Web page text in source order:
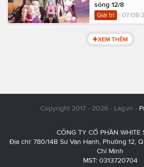
sóng 12/8
Giải trí 07/08/
XEM THÊM
Copyright 2017 - 2026 - Lag.vn -
CÔNG TY CỔ PHẦN WHITE
Địa chỉ: 780/14B Sư Vạn Hạnh, Phường 12,
Chí Minh
MST: 0313720704